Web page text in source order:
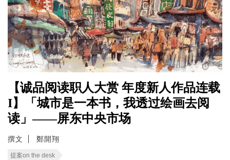
【诚品阅读职人大赏 年度新人作品连载
I】「城市是一本书，我透过绘画去阅
读」——屏东中央市场
撰文 鄭開翔
提案on the desk